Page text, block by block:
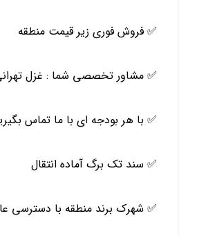
✅ فروش فوري زير قيمت منطقه
✅ مشاور تخصصي شما : غزل
✅ با هر بودجه اي با ما تماس
✅ سند تك برگ آماده انتقال
✅ شهرك برند منطقه با دسترسي